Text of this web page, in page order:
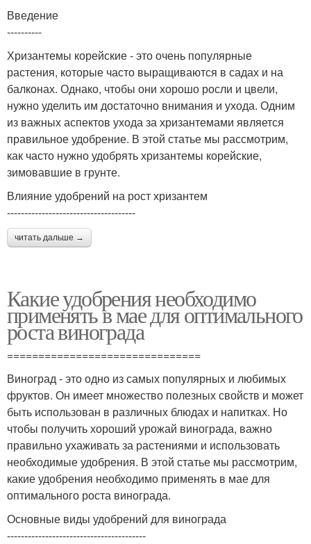
Введение
----------
Хризантемы корейские - это очень популярные
растения, которые часто выращиваются в садах и на
балконах. Однако, чтобы они хорошо росли и цвели,
нужно уделить им достаточно внимания и ухода. Одним
из важных аспектов ухода за хризантемами является
правильное удобрение. В этой статье мы рассмотрим,
как часто нужно удобрять хризантемы корейские,
зимовавшие в грунте.
Влияние удобрений на рост хризантем
-------------------------------------
читать дальше →
Какие удобрения необходимо
применять в мае для оптимального
роста винограда
===============================
Виноград - это одно из самых популярных и любимых
фруктов. Он имеет множество полезных свойств и может
быть использован в различных блюдах и напитках. Но
чтобы получить хороший урожай винограда, важно
правильно ухаживать за растениями и использовать
необходимые удобрения. В этой статье мы рассмотрим,
какие удобрения необходимо применять в мае для
оптимального роста винограда.
Основные виды удобрений для винограда
----------------------------------------